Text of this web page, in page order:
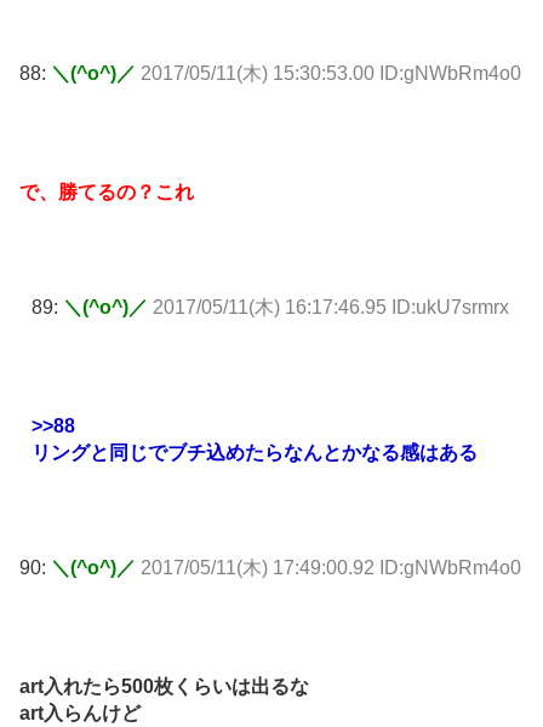
88: ＼(^o^)／ 2017/05/11(木) 15:30:53.00 ID:gNWbRm4o0
で、勝てるの？これ
89: ＼(^o^)／ 2017/05/11(木) 16:17:46.95 ID:ukU7srmrx
>>88
リングと同じでブチ込めたらなんとかなる感はある
90: ＼(^o^)／ 2017/05/11(木) 17:49:00.92 ID:gNWbRm4o0
art入れたら500枚くらいは出るな
art入らんけど